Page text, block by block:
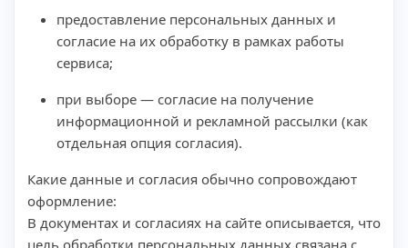
предоставление персональных данных и
согласие на их обработку в рамках работы
сервиса;
при выборе — согласие на получение
информационной и рекламной рассылки (как
отдельная опция согласия).
Какие данные и согласия обычно сопровождают
оформление:
В документах и согласиях на сайте описывается, что